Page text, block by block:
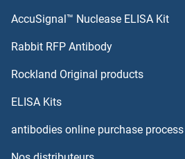
PCSK5 Kits ELISA
PDGFRA Kits ELISA
PDGFRL Kits ELISA
AccuSignal™ Nuclease ELISA Kit
Rabbit RFP Antibody
Rockland Original products
ELISA Kits
antibodies online purchase process